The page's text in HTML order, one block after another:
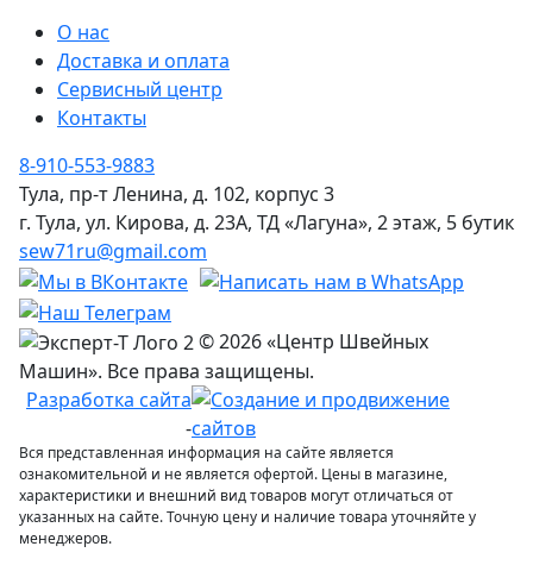
О нас
Доставка и оплата
Сервисный центр
Контакты
8-910-553-9883
Тула, пр-т Ленина, д. 102, корпус 3
г. Тула, ул. Кирова, д. 23А, ТД «Лагуна», 2 этаж, 5 бутик
sew71ru@gmail.com
© 2026 «Центр Швейных
Машин». Все права защищены.
Разработка сайта
-
Вся представленная информация на сайте является
ознакомительной и не является офертой. Цены в магазине,
характеристики и внешний вид товаров могут отличаться от
указанных на сайте. Точную цену и наличие товара уточняйте у
менеджеров.